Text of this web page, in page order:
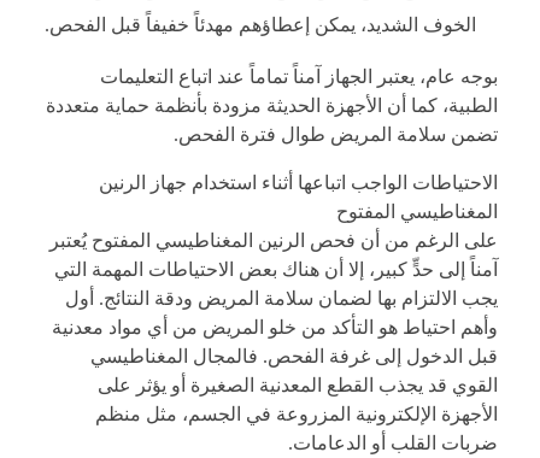
الخوف الشديد، يمكن إعطاؤهم مهدئاً خفيفاً قبل الفحص.
بوجه عام، يعتبر الجهاز آمناً تماماً عند اتباع التعليمات
الطبية، كما أن الأجهزة الحديثة مزودة بأنظمة حماية متعددة
تضمن سلامة المريض طوال فترة الفحص.
الاحتياطات الواجب اتباعها أثناء استخدام جهاز الرنين
المغناطيسي المفتوح
على الرغم من أن فحص الرنين المغناطيسي المفتوح يُعتبر
آمناً إلى حدٍّ كبير، إلا أن هناك بعض الاحتياطات المهمة التي
يجب الالتزام بها لضمان سلامة المريض ودقة النتائج. أول
وأهم احتياط هو التأكد من خلو المريض من أي مواد معدنية
قبل الدخول إلى غرفة الفحص. فالمجال المغناطيسي
القوي قد يجذب القطع المعدنية الصغيرة أو يؤثر على
الأجهزة الإلكترونية المزروعة في الجسم، مثل منظم
ضربات القلب أو الدعامات.